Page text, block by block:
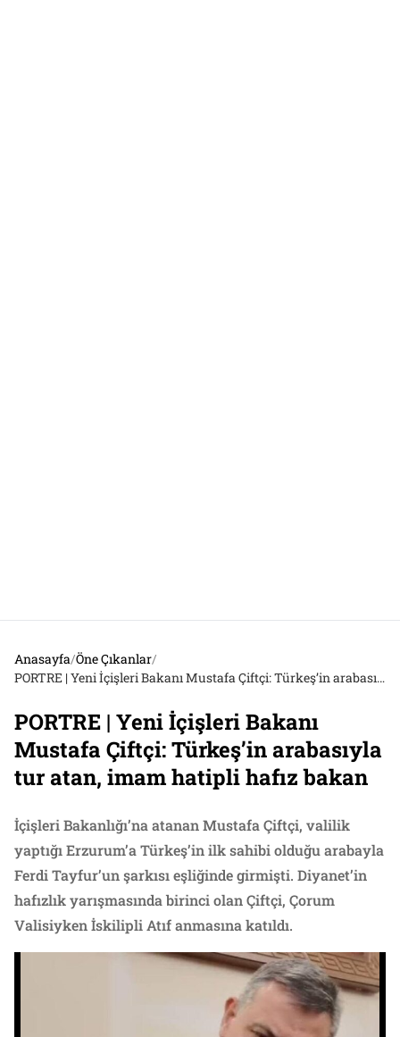
Anasayfa/Öne Çıkanlar/
PORTRE | Yeni İçişleri Bakanı Mustafa Çiftçi: Türkeş’in arabasıyla tur atan, imam hatipli hafız bakan
PORTRE | Yeni İçişleri Bakanı
Mustafa Çiftçi: Türkeş’in arabasıyla
tur atan, imam hatipli hafız bakan
İçişleri Bakanlığı’na atanan Mustafa Çiftçi, valilik
yaptığı Erzurum’a Türkeş’in ilk sahibi olduğu arabayla
Ferdi Tayfur’un şarkısı eşliğinde girmişti. Diyanet’in
hafızlık yarışmasında birinci olan Çiftçi, Çorum
Valisiyken İskilipli Atıf anmasına katıldı.